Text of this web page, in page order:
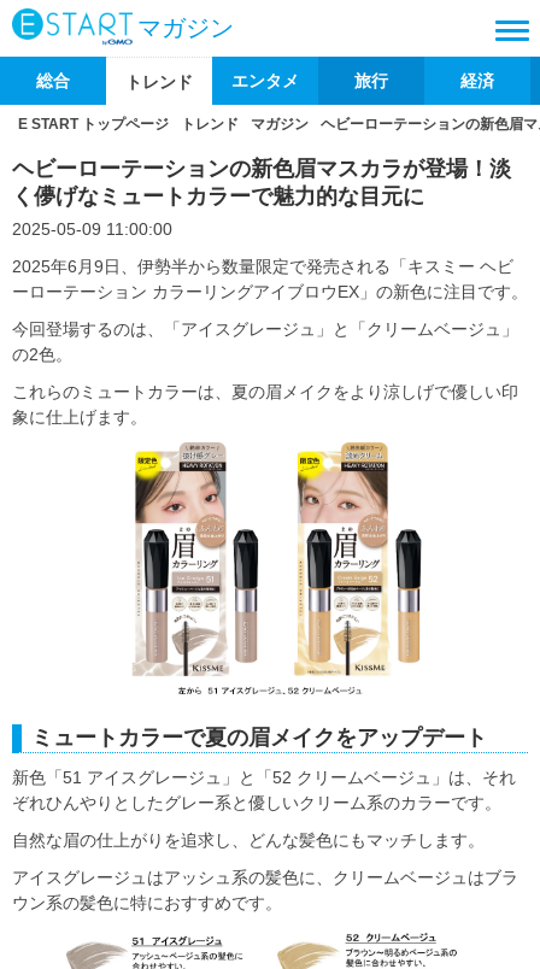
マガジン
総合 トレンド エンタメ 旅行 経済
E START トップページ トレンド マガジン ヘビーローテーションの新色眉
ヘビーローテーションの新色眉マスカラが登場！淡
く儚げなミュートカラーで魅力的な目元に
2025-05-09 11:00:00
2025年6月9日、伊勢半から数量限定で発売される「キスミー ヘビ
ーローテーション カラーリングアイブロウEX」の新色に注目です。
今回登場するのは、「アイスグレージュ」と「クリームベージュ」
の2色。
これらのミュートカラーは、夏の眉メイクをより涼しげで優しい印
象に仕上げます。
ミュートカラーで夏の眉メイクをアップデート
新色「51 アイスグレージュ」と「52 クリームベージュ」は、それ
ぞれひんやりとしたグレー系と優しいクリーム系のカラーです。
自然な眉の仕上がりを追求し、どんな髪色にもマッチします。
アイスグレージュはアッシュ系の髪色に、クリームベージュはブラ
ウン系の髪色に特におすすめです。